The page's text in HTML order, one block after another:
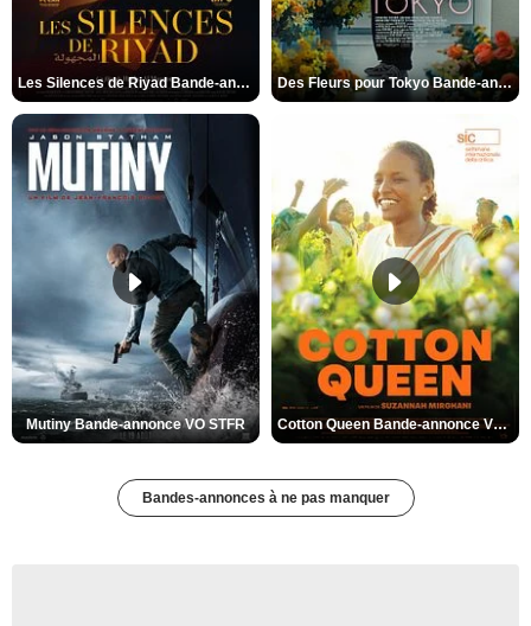
Les Silences de Riyad Bande-annonce VO STFR Des Fleurs pour Tokyo Bande-annonce VO STFR
Mutiny Bande-annonce VO STFR Cotton Queen Bande-annonce VO STFR
Bandes-annonces à ne pas manquer